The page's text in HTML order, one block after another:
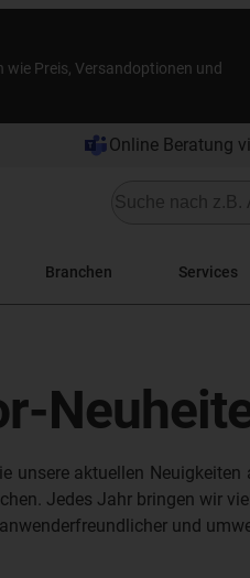
Preis, Versandoptionen und
Online Beratung
Branchen Services
unsere aktuellen
Jedes Jahr bringen wir
und